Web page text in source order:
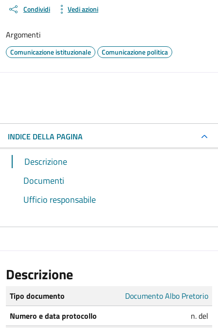
Condividi Vedi azioni
Argomenti
Comunicazione istituzionale Comunicazione politica
INDICE DELLA PAGINA
Descrizione
Documenti
Ufficio responsabile
Descrizione
Tipo documento
Documento Albo Pretorio
Numero e data protocollo
n. del